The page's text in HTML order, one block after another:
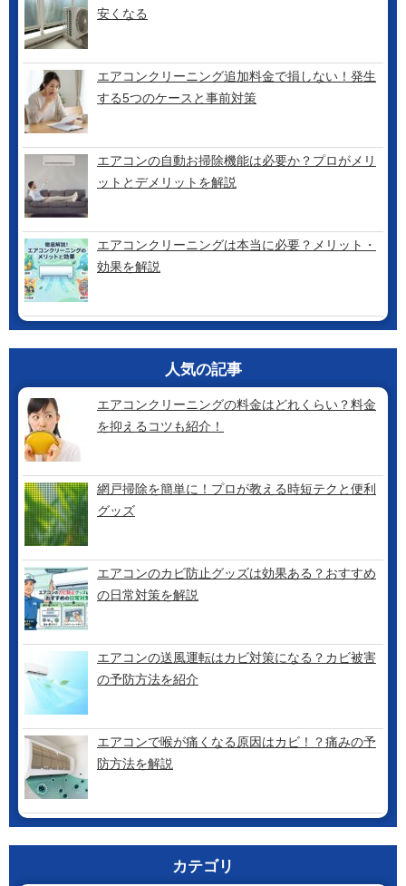
安くなる
エアコンクリーニング追加料金で損しない！発生
する5つのケースと事前対策
エアコンの自動お掃除機能は必要か？プロがメリ
ットとデメリットを解説
エアコンクリーニングは本当に必要？メリット・
効果を解説
人気の記事
エアコンクリーニングの料金はどれくらい？料金
を抑えるコツも紹介！
網戸掃除を簡単に！プロが教える時短テクと便利
グッズ
エアコンのカビ防止グッズは効果ある？おすすめ
の日常対策を解説
エアコンの送風運転はカビ対策になる？カビ被害
の予防方法を紹介
エアコンで喉が痛くなる原因はカビ！？痛みの予
防方法を解説
カテゴリ